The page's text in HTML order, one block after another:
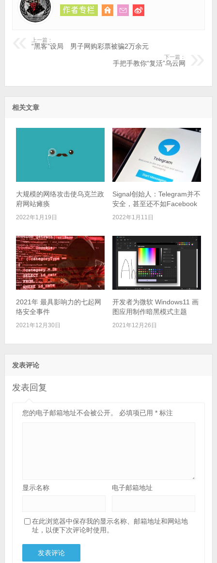
上一篇：
“黑客”设局 男子网购彩票被骗2万余元
下一篇：
手把手教你“复活”乌云网
相关文章
大规模的网络攻击使乌克兰政
府网站瘫痪
2022年1月19日
Signal创始人：Telegram并不
安全，甚至还不如Facebook
2022年1月11日
2021年 最具影响力的七起网
络安全事件
2021年12月30日
开发者为微软 Windows11 画
图应用制作暗黑模式主题
2021年12月26日
发表评论
发表回复
您的电子邮箱地址不会被公开。 必填项已用 *标注
显示名称 电子邮箱地址
在此浏览器中保存我的显示名称、邮箱地址和网站地
址，以便下次评论时使用。